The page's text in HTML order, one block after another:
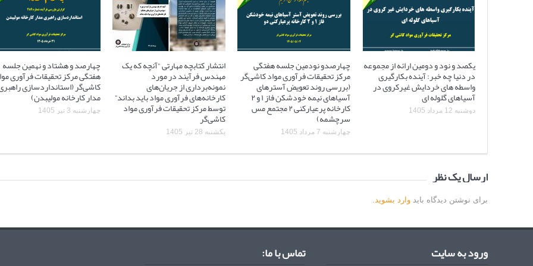
یکصد و نود و دومین ارائه از مجموعه
در دنیا چه خبر: آینده بکارگیری
واسطه های خردایش غیرکروی در
آسیاهای گلوله ای
دوشنبه 12 مرداد 1405
چهارصدو نودمین جلسه هفتگی
مرکز تحقیقات فرآوری مواد کاشی‌گر
(بررسی روند تعویض آسترهای
آسیاهای نیمه خودشکن فاز ۱ و ۲
کارخانه پرعیارکنی ۲ مجتمع مس
سرچشمه)
چهارشنبه 7 مرداد 1405
انتشار کتابچه مهارتی “آنچه که یک
مهندس فرآیند در مورد
نمونه‌برداری از جریان‌های
کارخانه‌های فرآوری مواد باید بداند”
توسط مرکز تحقیقات فرآوری مواد
کاشی‌گر
یکشنبه 28 تیر 1405
چهارصد و هشتاد و نهمین جلسه
هفتگی مرکز تحقیقات فرآوری
کاشی‌گر (استانداردسازی
مدار کارخانه مولیبدن)
چهارشنبه 3 تیر 1405
ارسال یک نظر
برای نوشتن دیدگاه بایدوارد بشوید
ورود به سایت تماس با ما: